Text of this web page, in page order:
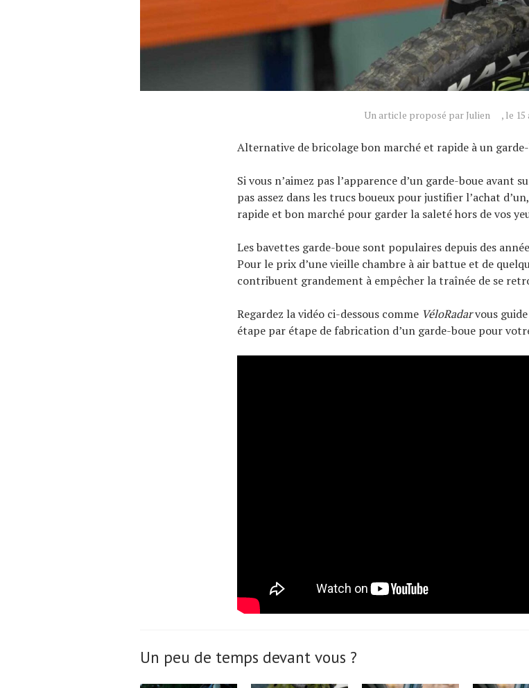
Un article proposé par Julien , le 15
Alternative de bricolage bon marché et rapide à un
Si vous n’aimez pas l’apparence d’un garde-boue avant
pas assez dans les trucs boueux pour justifier l’achat
rapide et bon marché pour garder la saleté hors de vos
Les bavettes garde-boue sont populaires depuis des
Pour le prix d’une vieille chambre à air battue et de
contribuent grandement à empêcher la traînée de se
Regardez la vidéo ci-dessous comme VéloRadarvous
étape par étape de fabrication d’un garde-boue pour
Un peu de temps devant vous ?